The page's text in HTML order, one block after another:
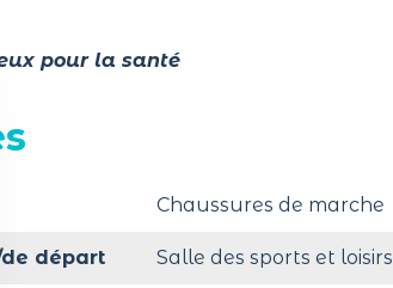
pour la santé
Chaussures de marche
départ Salle des sports et loisirs